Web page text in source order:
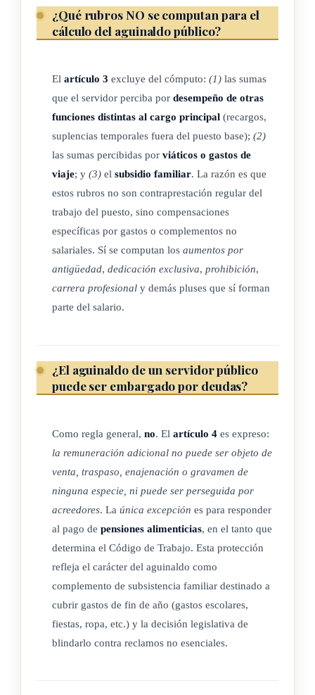
La remuneración adicional correspondiente al año 1954 será
excepto en el caso de los ex-servidores, en que será de un
doceavo.
TRANSITORIO II
Autorízase al Poder Ejecutivo para que haga uso de los
fondos pasivos de la Tesorería Nacional, hasta por la suma de
ocho millones seiscientos cincuenta mil colones
(¢8.650,000.00), a fin de que se efectúen en el mes de
diciembre en curso, el pago adicional correspondiente al año
1954, a que se refiere la presente ley.
quincena del mes de enero de 1955, con cargo a la partida
que al efecto autoriza el capítulo único, título IV, de la Ley de
Rige desde el día de su publicación.
Casa Presidencial.- San José, a los once días del mes de
diciembre de mil novecientos cincuenta y cuatro.
¿Qué rubros NO se computan para el
cálculo del aguinaldo público?
El artículo 3 excluye del cómputo: (1) las sumas
que el servidor perciba por desempeño de otras
funciones distintas al cargo principal (recargos,
suplencias temporales fuera del puesto base); (2)
las sumas percibidas por viáticos o gastos de
viaje; y (3) el subsidio familiar. La razón es que
estos rubros no son contraprestación regular del
trabajo del puesto, sino compensaciones
específicas por gastos o complementos no
salariales. Sí se computan los aumentos por
antigüedad, dedicación exclusiva, prohibición,
carrera profesional y demás pluses que sí forman
parte del salario.
¿El aguinaldo de un servidor público
puede ser embargado por deudas?
Como regla general, no. El artículo 4 es expreso:
la remuneración adicional no puede ser objeto de
venta, traspaso, enajenación o gravamen de
ninguna especie, ni puede ser perseguida por
acreedores. La única excepción es para responder
al pago de pensiones alimenticias, en el tanto que
determina el Código de Trabajo. Esta protección
refleja el carácter del aguinaldo como
complemento de subsistencia familiar destinado a
cubrir gastos de fin de año (gastos escolares,
fiestas, ropa, etc.) y la decisión legislativa de
blindarlo contra reclamos no esenciales.